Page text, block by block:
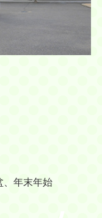
、年末年始